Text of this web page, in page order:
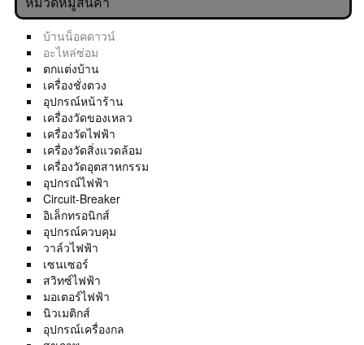
บ้านน็อคดาวน์
อะไหล่ซ่อม
ตกแต่งบ้าน
เครื่องชั่งตวง
อุปกรณ์หน้าร้าน
เครื่องวัดของเหลว
เครื่องวัดไฟฟ้า
เครื่องวัดสิ่งแวดล้อม
เครื่องวัดอุตสาหกรรม
อุปกรณ์ไฟฟ้า
Circuit-Breaker
อิเล็กทรอนิกส์
อุปกรณ์ควบคุม
วาล์วไฟฟ้า
เซนเซอร์
สวิทซ์ไฟฟ้า
มอเตอร์ไฟฟ้า
นิวเมติกส์
อุปกรณ์เครื่องกล